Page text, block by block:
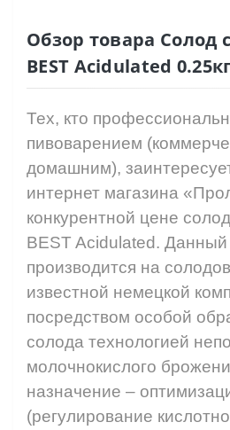
Обзор товара Солод
BEST Acidulated 0.25кг
Тех, кто
пивоварением
домашним),
интернет магазина
конкурентной цене
BEST Acidulated. Данный
производится на
известной немецкой
посредством особой
солода технологией
молочнокислого
назначение –
(регулирование